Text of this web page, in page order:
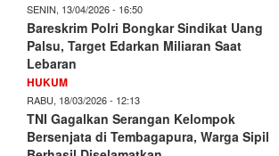
SENIN, 13/04/2026 - 16:50
Bareskrim Polri Bongkar Sindikat Uang
Palsu, Target Edarkan Miliaran Saat
Lebaran
HUKUM
RABU, 18/03/2026 - 12:13
TNI Gagalkan Serangan Kelompok
Bersenjata di Tembagapura, Warga Sipil